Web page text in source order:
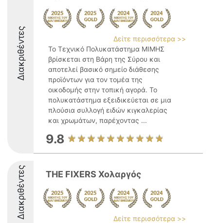
Διακριθέντες
Δείτε περισσότερα >>
Το Τεχνικό Πολυκατάστημα ΜΙΜΗΣ
βρίσκεται στη Βάρη της Σύρου και
αποτελεί βασικό σημείο διάθεσης
προϊόντων για τον τομέα της
οικοδομής στην τοπική αγορά. Το
πολυκατάστημα εξειδικεύεται σε μια
πλούσια συλλογή ειδών κιγκαλερίας
και χρωμάτων, παρέχοντας ...
9.8
Διακριθέντες THE FIXERS Χολαργός
Δείτε περισσότερα >>